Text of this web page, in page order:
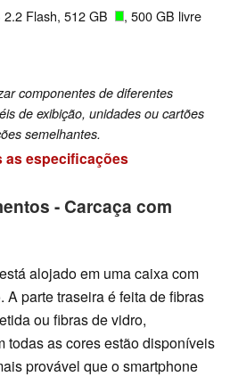
Flash, 512 GB , 500 GB livre
componentes de diferentes
de exibição, unidades ou cartões
semelhantes.
as especificações
- Carcaça com
alojado em uma caixa com
A parte traseira é feita de fibras
ou fibras de vidro,
todas as cores estão disponíveis
provável que o smartphone